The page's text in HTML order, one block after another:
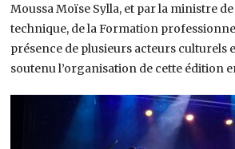
Moussa Moïse Sylla, et par la ministre
technique, de la Formation
présence de plusieurs acteurs culturels
soutenu l’organisation de cette édition